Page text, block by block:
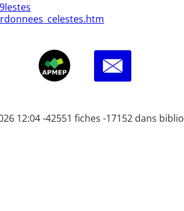
12:04 -42551 fiches -17152 dans